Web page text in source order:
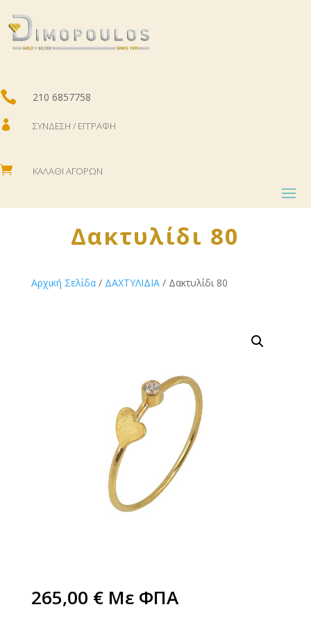
 210 6857758
 ΣΎΝΔΕΣΗ / ΕΓΓΡΑΦΉ
 ΚΑΛΆΘΙ ΑΓΟΡΏΝ
Δακτυλίδι 80
Αρχική Σελίδα/ ΔΑΧΤΥΛΙΔΙΑ/ Δακτυλίδι 80
265,00 € Με ΦΠΑ